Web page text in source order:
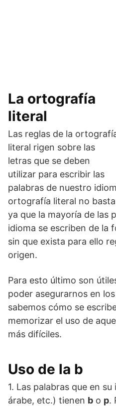
La ortografía
literal
Las reglas de la
literal rigen sobre las
letras que se deben
utilizar para escribir las
palabras de nuestro
ortografía literal no
ya que la mayoría de las
idioma se escriben de la
sin que exista para ello
origen.
Para esto último son
poder asegurarnos en
sabemos cómo se
memorizar el uso de
más difíciles.
Uso de la b
1. Las palabras que en
árabe, etc.) tienen b o p.